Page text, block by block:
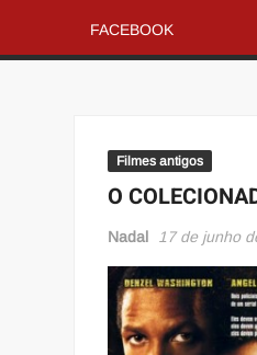
FACEBOOK
Filmes antigos
O
Nadal 17 de junho